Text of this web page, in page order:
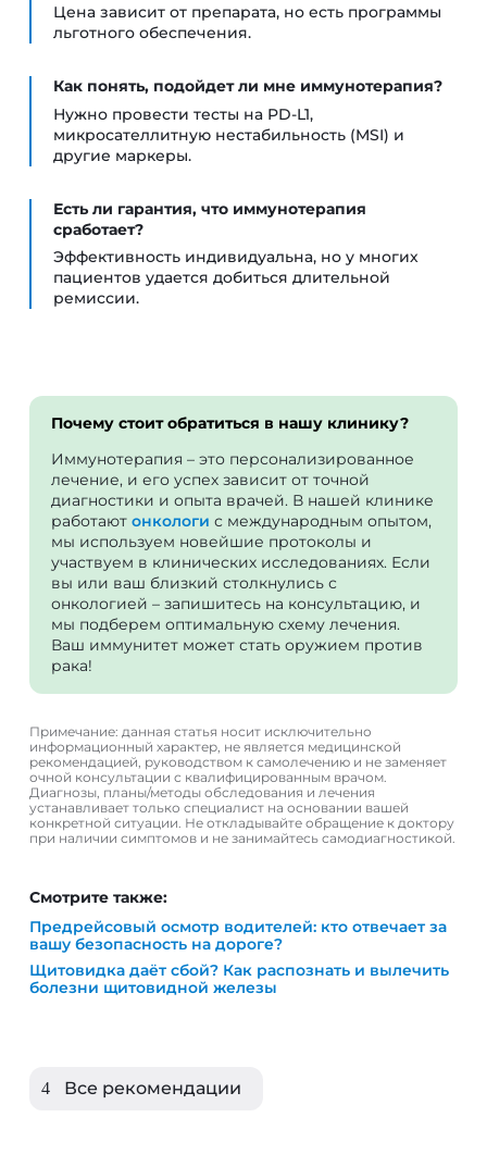
Цена зависит от препарата, но есть программы
льготного обеспечения.
Как понять, подойдет ли мне иммунотерапия?
Нужно провести тесты на PD-L1,
микросателлитную нестабильность (MSI) и
другие маркеры.
Есть ли гарантия, что иммунотерапия
сработает?
Эффективность индивидуальна, но у многих
пациентов удается добиться длительной
ремиссии.
Почему стоит обратиться в нашу клинику?
Иммунотерапия – это персонализированное
лечение, и его успех зависит от точной
диагностики и опыта врачей. В нашей клинике
работают онкологи с международным опытом,
мы используем новейшие протоколы и
участвуем в клинических исследованиях. Если
вы или ваш близкий столкнулись с
онкологией – запишитесь на консультацию, и
мы подберем оптимальную схему лечения.
Ваш иммунитет может стать оружием против
рака!
Примечание: данная статья носит исключительно
информационный характер, не является медицинской
рекомендацией, руководством к самолечению и не заменяет
очной консультации с квалифицированным врачом.
Диагнозы, планы/методы обследования и лечения
устанавливает только специалист на основании вашей
конкретной ситуации. Не откладывайте обращение к доктору
при наличии симптомов и не занимайтесь самодиагностикой.
Предрейсовый осмотр водителей: кто отвечает за
вашу безопасность на дороге?
Щитовидка даёт сбой? Как распознать и вылечить
болезни щитовидной железы
Все рекомендации